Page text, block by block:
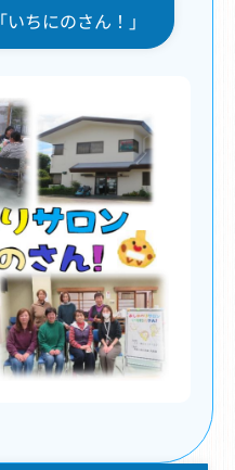
ちにのさん！」